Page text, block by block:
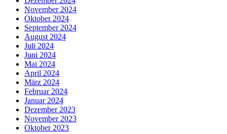
November 2024
Oktober 2024
September 2024
August 2024
Juli 2024
Juni 2024
Mai 2024
April 2024
März 2024
Februar 2024
Januar 2024
Dezember 2023
November 2023
Oktober 2023